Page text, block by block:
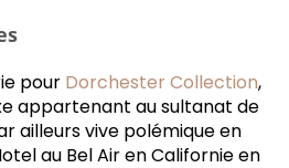
pour Dorchester Collection,
appartenant au sultanat de
ailleurs vive polémique en
au Bel Air en Californie en